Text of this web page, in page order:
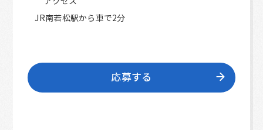
JR南若松駅から車で2分
応募する